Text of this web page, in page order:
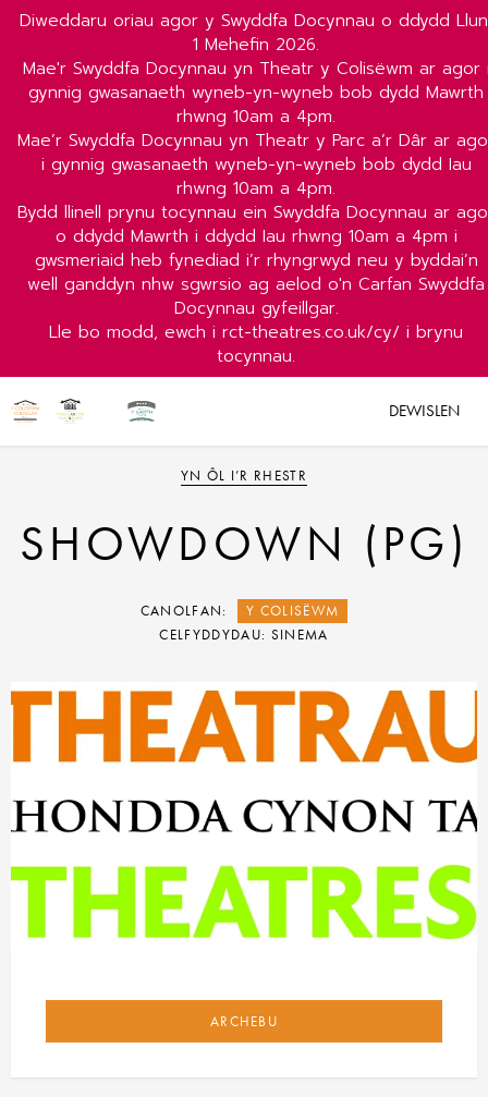
Diweddaru oriau agor y Swyddfa Docynnau o ddydd
1 Mehefin 2026.
Mae'r Swyddfa Docynnau yn Theatr y Colisëwm ar agor
gynnig gwasanaeth wyneb-yn-wyneb bob dydd Mawrth
rhwng 10am a 4pm.
Mae’r Swyddfa Docynnau yn Theatr y Parc a’r Dâr ar
i gynnig gwasanaeth wyneb-yn-wyneb bob dydd Iau
rhwng 10am a 4pm.
Bydd llinell prynu tocynnau ein Swyddfa Docynnau ar
o ddydd Mawrth i ddydd Iau rhwng 10am a 4pm i
gwsmeriaid heb fynediad i’r rhyngrwyd neu y byddai’n
well ganddyn nhw sgwrsio ag aelod o'n Carfan Swyddfa
Docynnau gyfeillgar.
Lle bo modd, ewch i rct-theatres.co.uk/cy/ i brynu
tocynnau.
DEWISLEN
YN ÔL I’R RHESTR
SHOWDOWN (PG)
CANOLFAN:
Y COLISËWM
CELFYDDYDAU: SINEMA
ARCHEBU